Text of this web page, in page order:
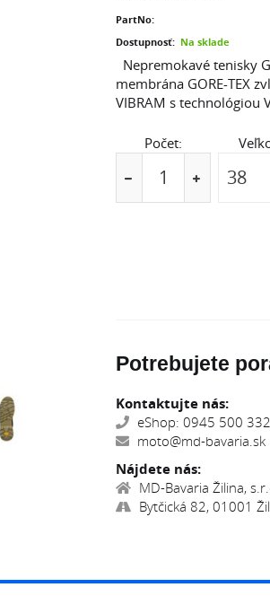
PartNo:
Dostupnosť: Na sklade
Nepremokavé tenisky
membrána GORE-TEX
VIBRAM s technológiou
Počet:
Potrebujete
Kontaktujte nás:
eShop: 0945 500
moto@md-bavaria.sk
Nájdete nás:
MD-Bavaria Žilina,
Bytčická 82, 01001